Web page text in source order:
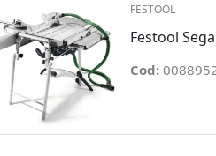
FESTOOL
Festool
Cod: